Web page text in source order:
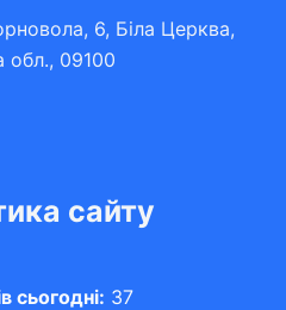
6, Біла Церква,
обл., 09100
сайту
сьогодні: 37